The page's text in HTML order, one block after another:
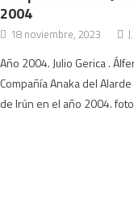
2004
18 noviembre, 2023
Año 2004. Julio Gerica .
Compañía Anaka del
de Irún en el año 2004.